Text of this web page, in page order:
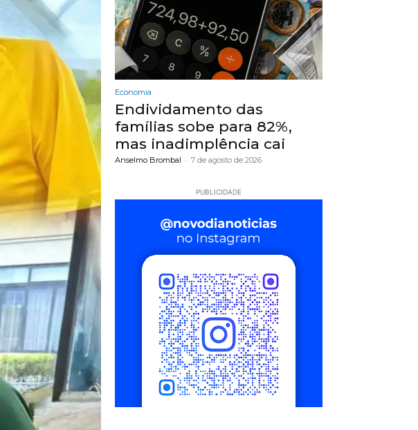
Economia
Endividamento das
famílias sobe para 82%,
mas inadimplência cai
Anselmo Brombal - 7 de agosto de 2026
PUBLICIDADE